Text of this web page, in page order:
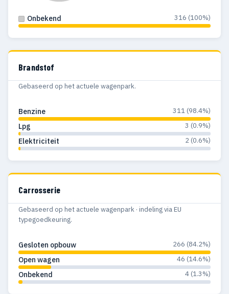
Onbekend 316 (100%)
Brandstof
Gebaseerd op het actuele wagenpark.
Benzine 311 (98.4%)
Lpg 3 (0.9%)
Elektriciteit 2 (0.6%)
Carrosserie
Gebaseerd op het actuele wagenpark · indeling via EU
typegoedkeuring.
Gesloten opbouw 266 (84.2%)
Open wagen 46 (14.6%)
Onbekend 4 (1.3%)